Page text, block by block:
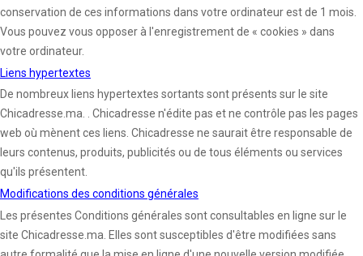
conservation de ces informations dans votre ordinateur est de 1 mois.
Vous pouvez vous opposer à l'enregistrement de « cookies » dans
votre ordinateur.
Liens hypertextes
De nombreux liens hypertextes sortants sont présents sur le site
Chicadresse.ma. . Chicadresse n'édite pas et ne contrôle pas les pages
web où mènent ces liens. Chicadresse ne saurait être responsable de
leurs contenus, produits, publicités ou de tous éléments ou services
qu'ils présentent.
Modifications des conditions générales
Les présentes Conditions générales sont consultables en ligne sur le
site Chicadresse.ma. Elles sont susceptibles d'être modifiées sans